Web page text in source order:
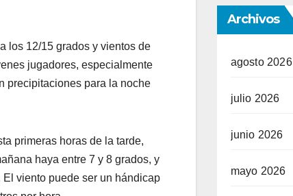
los 12/15 grados y vientos de
jugadores, especialmente
precipitaciones para la noche
primeras horas de la tarde,
haya entre 7 y 8 grados, y
El viento puede ser un hándicap
Archivos
agosto 2026
julio 2026
junio 2026
mayo 2026